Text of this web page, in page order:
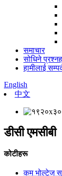
समाचार
सोधिने
हामीलाई
English
中文
डीसी एमसीबी
कोटीहरू
कम भोल्टेज